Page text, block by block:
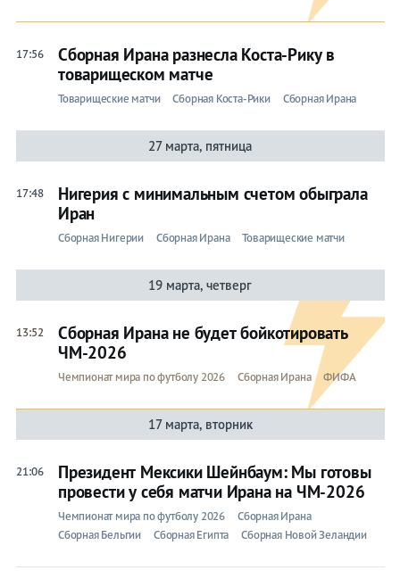
17:56
Сборная Ирана разнесла Коста-Рику в
товарищеском матче
Товарищеские матчи Сборная Коста-Рики Сборная Ирана
27 марта, пятница
17:48
Нигерия с минимальным счетом обыграла
Иран
Сборная Нигерии Сборная Ирана Товарищеские матчи
19 марта, четверг
13:52
Сборная Ирана не будет бойкотировать
ЧМ-2026
Чемпионат мира по футболу 2026 Сборная Ирана ФИФА
17 марта, вторник
21:06
Президент Мексики Шейнбаум: Мы готовы
провести у себя матчи Ирана на ЧМ-2026
Чемпионат мира по футболу 2026
Сборная Ирана
Сборная Бельгии
Сборная Египта Сборная Новой Зеландии